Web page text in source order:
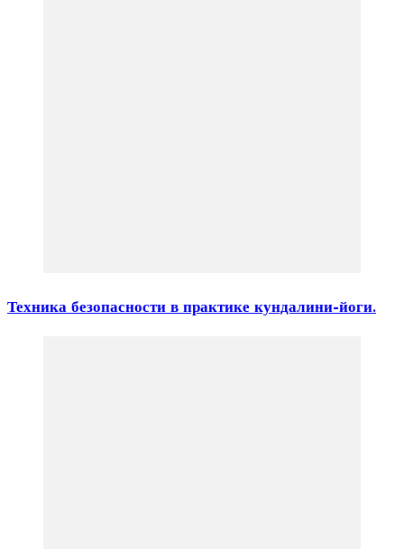
Техника безопасности в практике кундалини-йоги.